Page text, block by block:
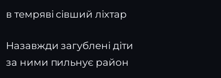
в темряві сівший ліхтар
Назавжди загублені діти
за ними пильнує район